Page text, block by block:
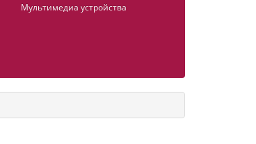
Мультимедиа устройства